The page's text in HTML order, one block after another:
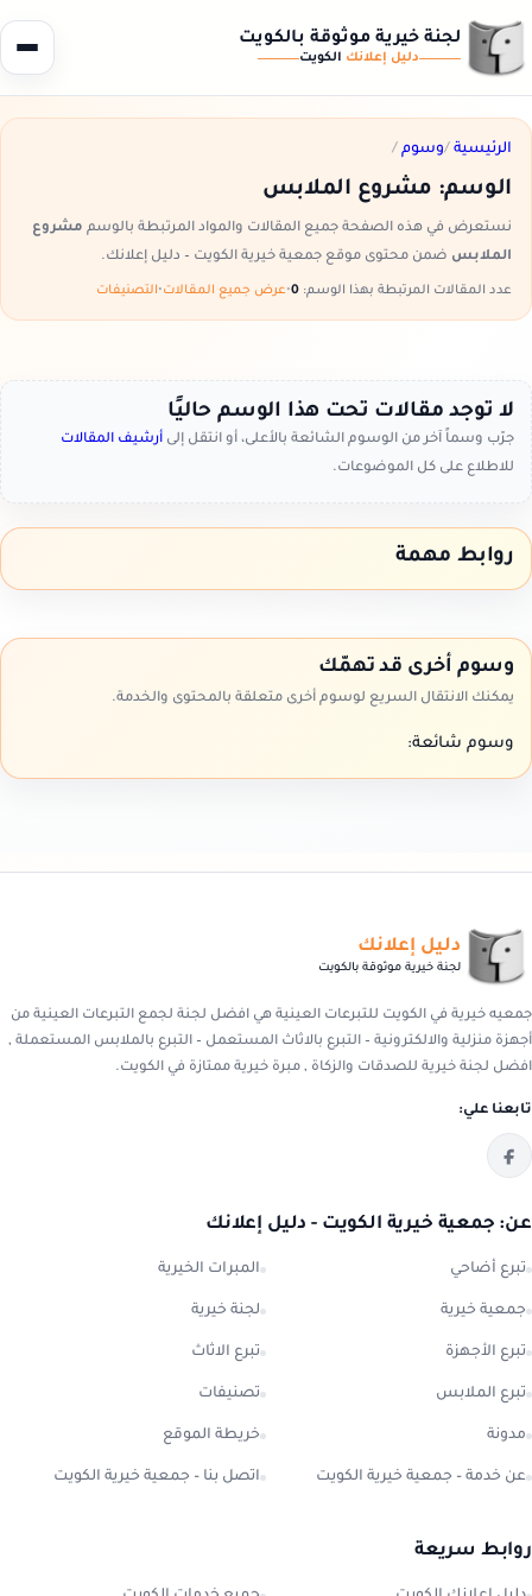
لجنة خيرية موثوقة بالكويت
دليل إعلانك الكويت
الرئيسية /وسوم /
الوسم: مشروع الملابس
نستعرض في هذه الصفحة جميع المقالات والمواد المرتبطة بالوسم مشروع
الملابس ضمن محتوى موقع جمعية خيرية الكويت – دليل إعلانك.
عدد المقالات المرتبطة بهذا الوسم: •عرض جميع المقالات•التصنيفات
لا توجد مقالات تحت هذا الوسم حاليًا
جرّب وسماً آخر من الوسوم الشائعة بالأعلى، أو انتقل إلى أرشيف المقالات
للاطلاع على كل الموضوعات.
روابط مهمة
وسوم أخرى قد تهمّك
يمكنك الانتقال السريع لوسوم أخرى متعلقة بالمحتوى والخدمة.
وسوم شائعة:
دليل إعلانك
لجنة خيرية موثوقة بالكويت
جمعيه خيرية في الكويت للتبرعات العينية هي افضل لجنة لجمع التبرعات العينية من
أجهزة منزلية والالكترونية – التبرع بالاثاث المستعمل – التبرع بالملابس المستعملة ,
افضل لجنة خيرية للصدقات والزكاة , مبرة خيرية ممتازة في الكويت.
تابعنا علي:
عن: جمعية خيرية الكويت - دليل إعلانك
تبرع أضاحي المبرات الخيرية
جمعية خيرية لجنة خيرية
تبرع الأجهزة تبرع الاثاث
تبرع الملابس تصنيفات
مدونة خريطة الموقع
عن خدمة – جمعية خيرية الكويت اتصل بنا – جمعية خيرية الكويت
روابط سريعة